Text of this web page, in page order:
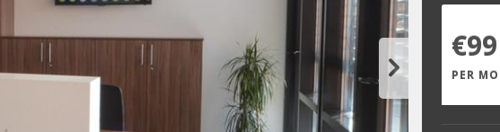
€99
PER